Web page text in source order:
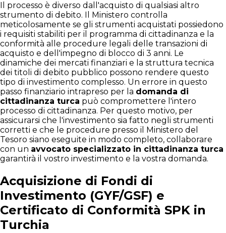
Il processo è diverso dall'acquisto di qualsiasi altro
strumento di debito. Il Ministero controlla
meticolosamente se gli strumenti acquistati possiedono
i requisiti stabiliti per il programma di cittadinanza e la
conformità alle procedure legali delle transazioni di
acquisto e dell'impegno di blocco di 3 anni. Le
dinamiche dei mercati finanziari e la struttura tecnica
dei titoli di debito pubblico possono rendere questo
tipo di investimento complesso. Un errore in questo
passo finanziario intrapreso per la domanda di
cittadinanza turca può compromettere l'intero
processo di cittadinanza. Per questo motivo, per
assicurarsi che l'investimento sia fatto negli strumenti
corretti e che le procedure presso il Ministero del
Tesoro siano eseguite in modo completo, collaborare
con un avvocato specializzato in cittadinanza turca
garantirà il vostro investimento e la vostra domanda.
Acquisizione di Fondi di
Investimento (GYF/GSF) e
Certificato di Conformità SPK in
Turchia